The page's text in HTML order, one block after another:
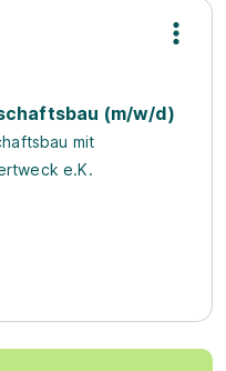
(m/w/d)
mit
e.K.